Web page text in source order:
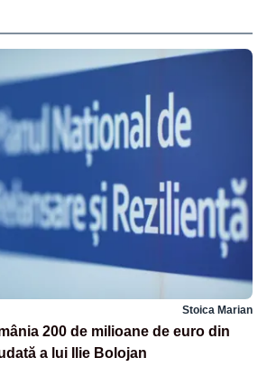
Stoica Marian
200 de milioane de euro din
a lui Ilie Bolojan